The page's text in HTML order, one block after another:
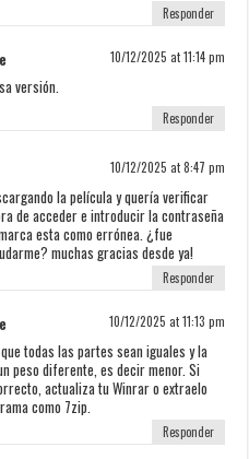
Responder
10/12/2025 at 11:14 pm
versión.
Responder
10/12/2025 at 8:47 pm
la película y quería verificar
de acceder e introducir la contraseña
esta como errónea. ¿fue
muchas gracias desde ya!
Responder
10/12/2025 at 11:13 pm
todas las partes sean iguales y la
peso diferente, es decir menor. Si
actualiza tu Winrar o extraelo
como 7zip.
Responder